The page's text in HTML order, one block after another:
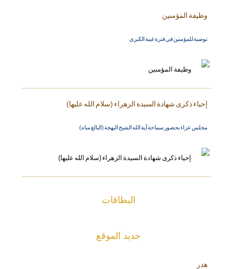
وظيفة المؤمنين
توصية للمؤمنين في فترة غيبة الكبرى
إحياء ذكرى شهادة السيدة الزهراء (سلام الله عليها)
مجلس عزاء بحضور سماحة آية الله الشيخ البهجة (البالغ مناه)
البطاقات
جديد الموقع
هدر